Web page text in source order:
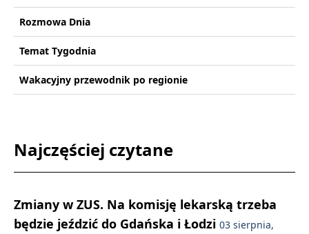
Rozmowa Dnia
Temat Tygodnia
Wakacyjny przewodnik po regionie
Najczęściej czytane
Zmiany w ZUS. Na komisję lekarską trzeba
będzie jeździć do Gdańska i Łodzi 03 sierpnia,